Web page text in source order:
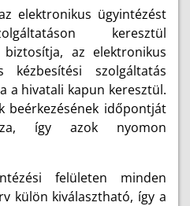
elektronikus ügyintézést
keresztül
az elektronikus
kézbesítési szolgáltatás
a hivatali kapun keresztül.
beérkezésének időpontját
így azok nyomon
felületen minden
külön kiválasztható, így a